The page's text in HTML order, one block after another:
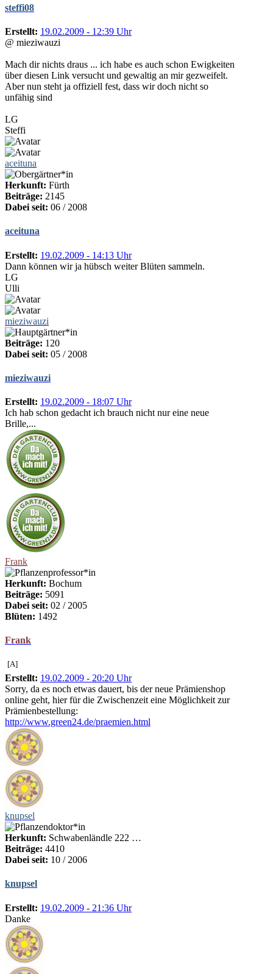
steffi08
Erstellt: 19.02.2009 - 12:39 Uhr
@ mieziwauzi
Mach dir nichts draus ... ich habe es auch schon Ewigkeiten
über diesen Link versucht und gewaltig an mir gezweifelt.
Aber nun steht ja offiziell fest, dass wir doch nicht so
unfähig sind
LG
Steffi
aceituna
Herkunft: Fürth
Beiträge: 2145
Dabei seit: 06 / 2008
aceituna
Erstellt: 19.02.2009 - 14:13 Uhr
Dann können wir ja hübsch weiter Blüten sammeln.
LG
Ulli
mieziwauzi
Beiträge: 120
Dabei seit: 05 / 2008
mieziwauzi
Erstellt: 19.02.2009 - 18:07 Uhr
Ich hab schon gedacht ich brauch nicht nur eine neue
Brille,...
Frank
Herkunft: Bochum
Beiträge: 5091
Dabei seit: 02 / 2005
Blüten: 1492
Frank
[A]
Erstellt: 19.02.2009 - 20:20 Uhr
Sorry, da es noch etwas dauert, bis der neue Prämienshop
online geht, hier für die Zwischenzeit eine Möglichkeit zur
Prämienbestellung:
http://www.green24.de/praemien.html
knupsel
Herkunft: Schwabenländle 222 …
Beiträge: 4410
Dabei seit: 10 / 2006
knupsel
Erstellt: 19.02.2009 - 21:36 Uhr
Danke